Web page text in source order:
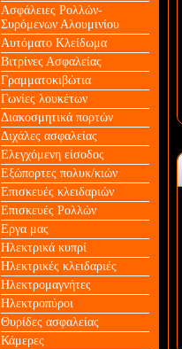
Ασφάλειες Ρολλών-
Συρόμενων Αλουμινίου
Αυτόματο Κλείδωμα
Βιτρίνες Ασφαλείας
Γραμματοκιβώτια
Γωνίες λουκέτων
Διακοσμητικά πορτών
Διχάλες ασφαλείας
Ελεγχόμενη είσοδος
Εξώπορτες πολυκ/κιών
Επισκευές κλειδαριών
Επισκευές Ρολλών
Εργα μας
Ηλεκτρικά κυπρί
Ηλεκτρικές κλειδαριές
Ηλεκτρομαγνήτες
Ηλεκτροπύροι
Θυρίδες ασφαλείας
Κάμερες